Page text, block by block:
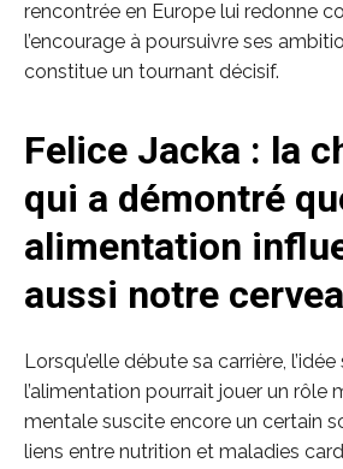
rencontrée en Europe lui redonne
l’encourage à poursuivre ses
constitue un tournant décisif.
Felice Jacka : la
qui a démontré
alimentation
aussi notre
Lorsqu’elle débute sa carrière,
l’alimentation pourrait jouer un rôle
mentale suscite encore un certain
liens entre nutrition et maladies